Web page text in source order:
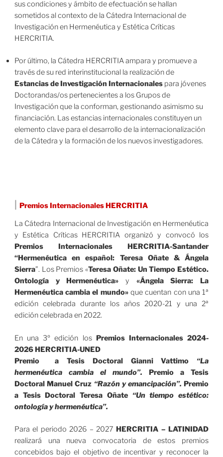
sus condiciones y ámbito de efectuación se hallan
sometidos al contexto de la Cátedra Internacional de
Investigación en Hermenéutica y Estética Críticas
HERCRITIA.
Por último, la Cátedra HERCRITIA ampara y promueve a
través de su red interinstitucional la realización de
Estancias de Investigación Internacionalespara jóvenes
Doctorandas/os pertenecientes a los Grupos de
Investigación que la conforman, gestionando asimismo su
financiación. Las estancias internacionales constituyen un
elemento clave para el desarrollo de la internacionalización
de la Cátedra y la formación de los nuevos investigadores.
Premios Internacionales HERCRITIA
La Cátedra Internacional de Investigación en Hermenéutica
y Estética Críticas HERCRITIA organizó y convocó los
Premios Internacionales HERCRITIA-Santander
“Hermenéutica en español: Teresa Oñate & Ángela
Sierra”. Los Premios «Teresa Oñate: Un Tiempo Estético.
Ontología y Hermenéutica» y «Ángela Sierra: La
Hermenéutica cambia el mundo»que cuentan con una 1ª
edición celebrada durante los años 2020-21 y una 2ª
edición celebrada en 2022.
En una 3º edición los Premios Internacionales 2024-
2026 HERCRITIA-UNED
Premio a Tesis Doctoral Gianni Vattimo “La
hermenéutica cambia el mundo”.
Premio a Tesis
Doctoral Manuel Cruz “Razón y emancipación”. Premio
a Tesis Doctoral Teresa Oñate “Un tiempo estético:
ontología y hermenéutica”.
Para el periodo 2026 – 2027HERCRITIA – LATINIDAD
realizará una nueva convocatoria de estos premios
concebidos bajo el objetivo de incentivar y reconocer la